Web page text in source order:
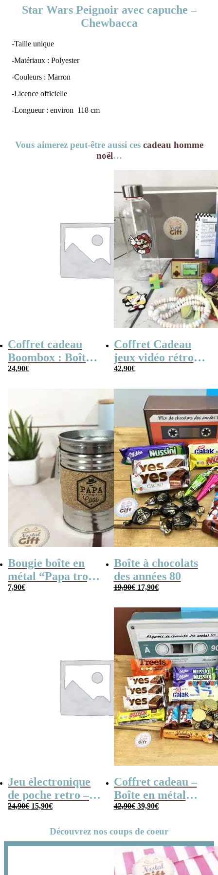
Star Wars Peignoir avec capuche –
Chewbacca
-Taille unique
-Matériaux : Polyester
-Couleurs : Marron
-Licence officielle
-Longueur : environ 118 cm
Vous aimerez peut-être aussi ces cadeau homme
noël…
Coffret cadeau
Boombox : Boîte
bonbons des
24,90€
Coffret Cadeau
jeux vidéo rétro
(avec sa console de
42,90€
Bougie boîte en
métal “Papa trop
cool” (gris)
7,90€
Boîte à chocolats
des années 80
19,90€ Le
était :
19,90€.
17,90€Le
est :
17,90€.
Jeu électronique
de poche retro –
Console vintage
24,90€ Le
24,90€.
15,90€Le
est :
15,90€.
Coffret cadeau –
Boîte en métal
cassette –
années 80 – grand
coffret chocolat
original
42,90€ Le
était :
42,90€.
39,90€Le
est :
39,90€.
Découvrez nos coups de coeur